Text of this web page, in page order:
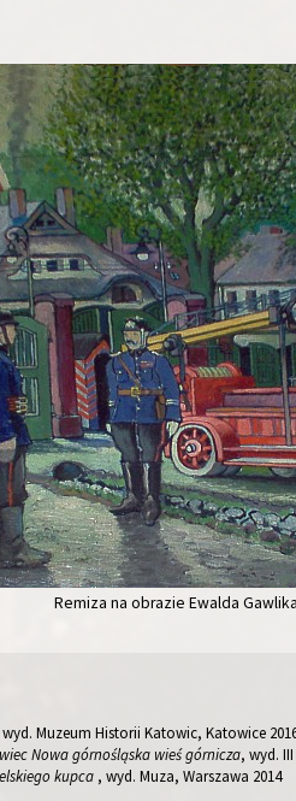
Remiza na obrazie Ewalda Gawlika
wyd. Muzeum Historii Katowic, Katowice
Nowa górnośląska wieś górnicza, wyd.
kupca , wyd. Muza, Warszawa 2014